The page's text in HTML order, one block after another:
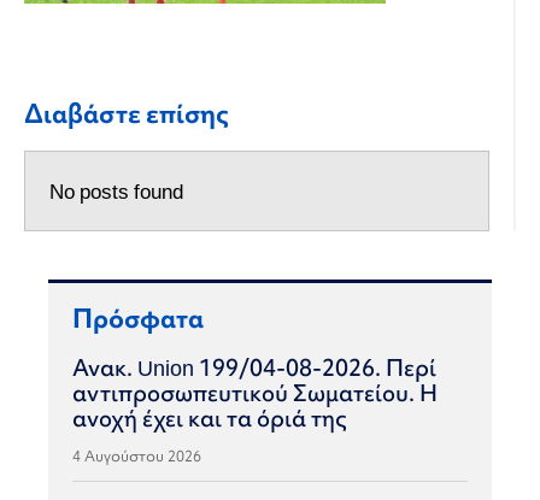
Διαβάστε επίσης
No posts found
Πρόσφατα
Ανακ. Union 199/04-08-2026. Περί
αντιπροσωπευτικού Σωματείου. Η
ανοχή έχει και τα όριά της
4 Αυγούστου 2026